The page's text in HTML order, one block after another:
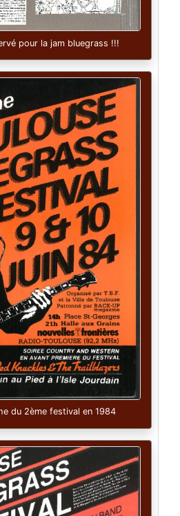
pour la jam bluegrass !!!
du 2ème festival en 1984